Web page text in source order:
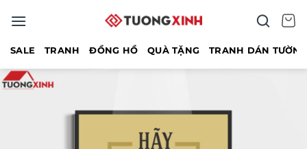
qua
SALE TRANH ĐỒNG HỒ QUÀ TẶNG TRANH DÁN